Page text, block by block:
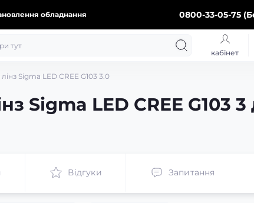
обладнання 0800-33-05-75
кабінет
Sigma LED CREE G103 3.0
Sigma LED CREE G103
Відгуки Запитання